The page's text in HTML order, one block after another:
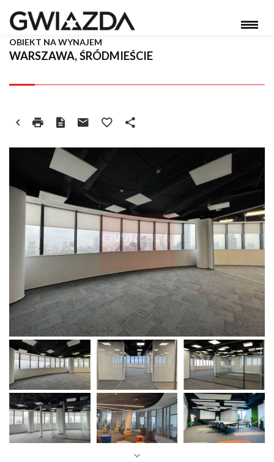
WARSZAWA, ŚRÓDMIEŚCIE
OBIEKT NA WYNAJEM